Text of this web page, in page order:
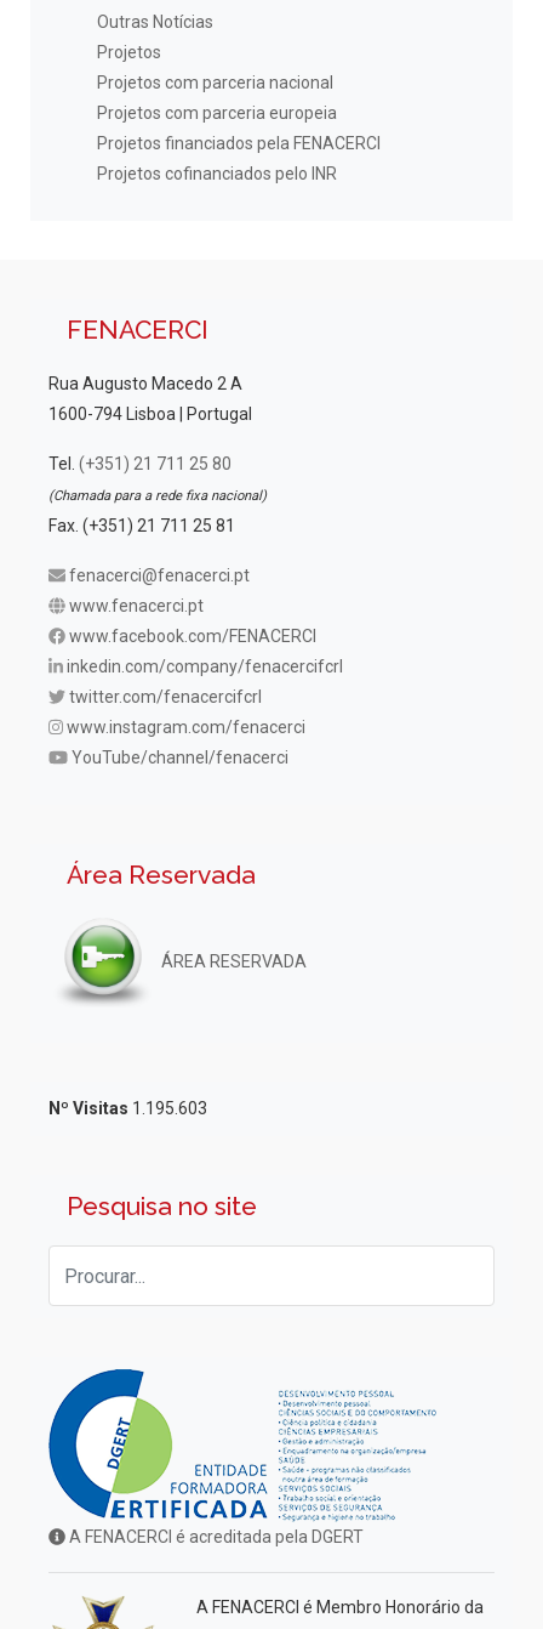
Outras Notícias
Projetos
Projetos com parceria nacional
Projetos com parceria europeia
Projetos financiados pela FENACERCI
Projetos cofinanciados pelo INR
FENACERCI
Rua Augusto Macedo 2 A
1600-794 Lisboa | Portugal
Tel. (+351) 21 711 25 80
(Chamada para a rede fixa nacional)
Fax. (+351) 21 711 25 81
fenacerci@fenacerci.pt
www.fenacerci.pt
www.facebook.com/FENACERCI
inkedin.com/company/fenacercifcrl
twitter.com/fenacercifcrl
www.instagram.com/fenacerci
YouTube/channel/fenacerci
Área Reservada
ÁREA RESERVADA
Nº Visitas 1.195.603
Pesquisa no site
A FENACERCI é acreditada pela DGERT
A FENACERCI é Membro Honorário da